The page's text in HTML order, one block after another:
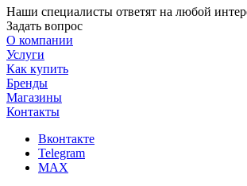
Наши специалисты ответят на любой
Задать вопрос
О компании
Услуги
Как купить
Бренды
Магазины
Контакты
Вконтакте
Telegram
MAX